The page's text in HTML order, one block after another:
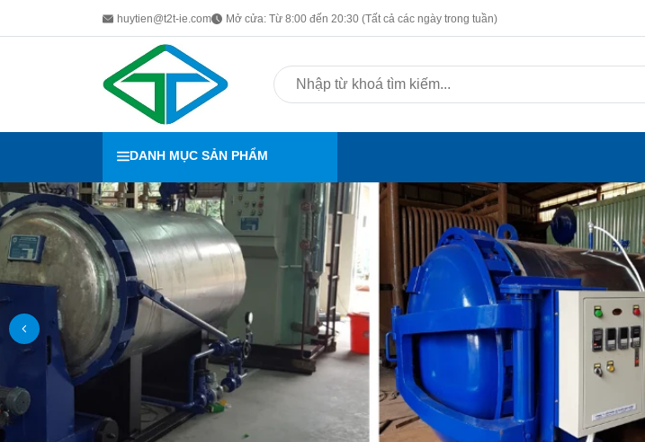
huytien@t2t-ie.com Mở cửa: Từ 8:00 đến 20:30 (Tất cả các ngày trong tuần)
DANH MỤC SẢN PHẨM